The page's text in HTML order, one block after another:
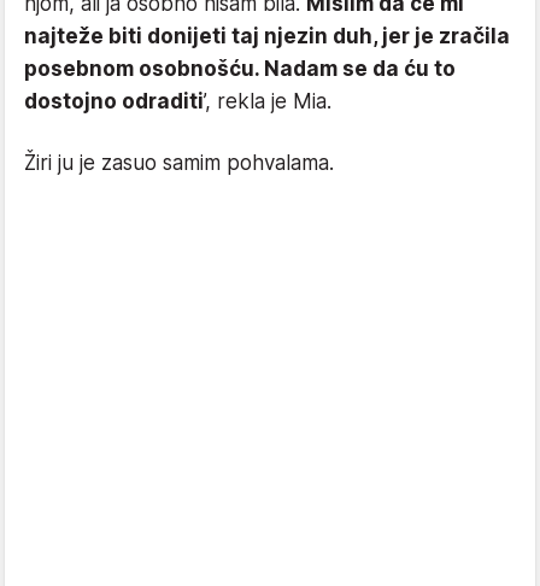
najteže biti donijeti taj njezin duh, jer je zračila
posebnom osobnošću. Nadam se da ću to
dostojno odraditi’, rekla je Mia.
Žiri ju je zasuo samim pohvalama.